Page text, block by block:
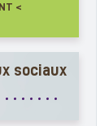
<
sociaux